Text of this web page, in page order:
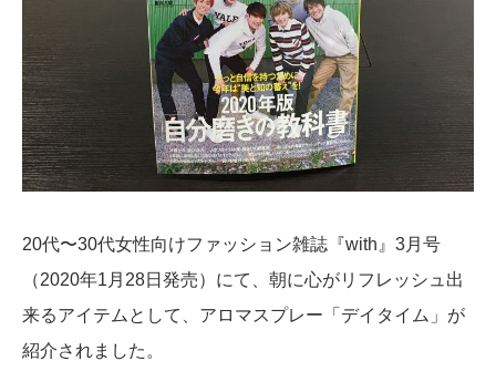
20代〜30代女性向けファッション雑誌『with』3月号
（2020年1月28日発売）にて、朝に心がリフレッシュ出
来るアイテムとして、アロマスプレー「デイタイム」が
紹介されました。